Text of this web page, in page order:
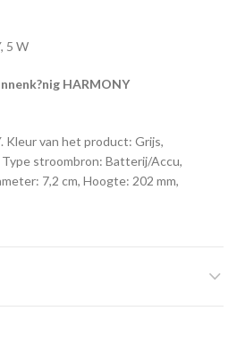
5 W
HARMONY
Kleur van het product: Grijs,
stroombron: Batterij/Accu,
7,2 cm, Hoogte: 202 mm,